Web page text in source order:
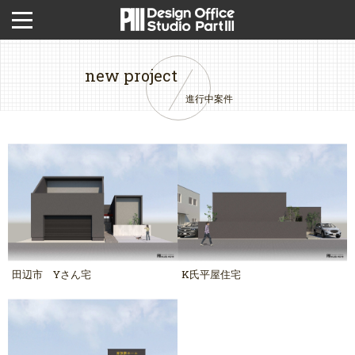
進行中案件
new project
田辺市 Yさん宅 K氏平屋住宅